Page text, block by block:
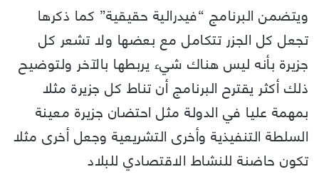
ويتضمن البرنامج “فيدرالية حقيقية” كما ذكرها
تجعل كل الجزر تتكامل مع بعضها ولا تشعر كل
جزيرة بأنه ليس هناك شيء يربطها بالآخر ولتوضيح
ذلك أكثر يقترح البرنامج أن تناط كل جزيرة مثلا
بمهمة عليا في الدولة مثل احتضان جزيرة معينة
السلطة التنفيذية وأخرى التشريعية وجعل أخرى مثلا
تكون حاضنة للنشاط الاقتصادي للبلاد